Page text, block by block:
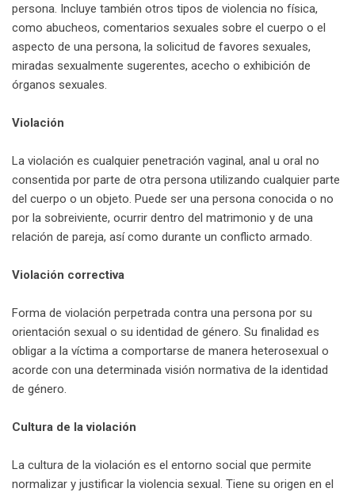
persona. Incluye también otros tipos de violencia no física,
como abucheos, comentarios sexuales sobre el cuerpo o el
aspecto de una persona, la solicitud de favores sexuales,
miradas sexualmente sugerentes, acecho o exhibición de
órganos sexuales.
Violación
La violación es cualquier penetración vaginal, anal u oral no
consentida por parte de otra persona utilizando cualquier parte
del cuerpo o un objeto. Puede ser una persona conocida o no
por la sobreiviente, ocurrir dentro del matrimonio y de una
relación de pareja, así como durante un conflicto armado.
Violación correctiva
Forma de violación perpetrada contra una persona por su
orientación sexual o su identidad de género. Su finalidad es
obligar a la víctima a comportarse de manera heterosexual o
acorde con una determinada visión normativa de la identidad
de género.
Cultura de la violación
La cultura de la violación es el entorno social que permite
normalizar y justificar la violencia sexual. Tiene su origen en el